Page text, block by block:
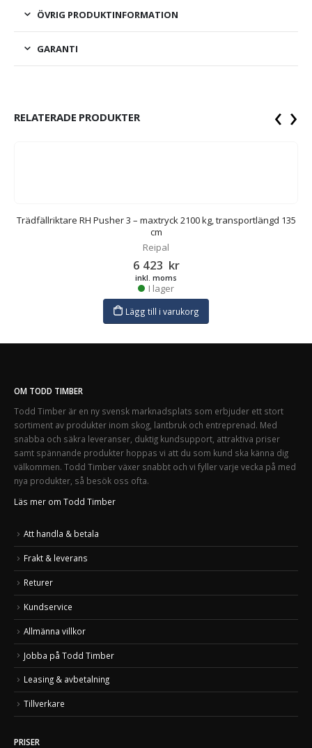
ÖVRIG PRODUKTINFORMATION
GARANTI
RELATERADE PRODUKTER
Trädfällriktare RH Pusher 3 – maxtryck 2100 kg, transportlängd 135
cm
Reipal
6 423 kr
inkl. moms
I lager
Lägg till i varukorg
‹ ›
OM TODD TIMBER
Todd Timber är en ny svensk marknadsplats som erbjuder ett stort
sortiment av produkter inom skog, lantbruk och entreprenad. Med
snabba och säkra leveranser, duktig kundsupport, attraktiva priser
samt spännande produkter hoppas vi att du som kund ska känna dig
välkommen. Todd Timber växer snabbt och vi fyller varje vecka på med
nya produkter, så besök oss ofta.
Läs mer om Todd Timber
Att handla & betala
Frakt & leverans
Returer
Kundservice
Allmänna villkor
Jobba på Todd Timber
Leasing & avbetalning
Tillverkare
PRISER